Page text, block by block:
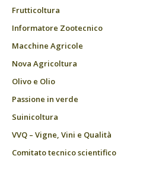
Frutticoltura
Informatore Zootecnico
Macchine Agricole
Nova Agricoltura
Olivo e Olio
Passione in verde
Suinicoltura
VVQ – Vigne, Vini e Qualità
Comitato tecnico scientifico